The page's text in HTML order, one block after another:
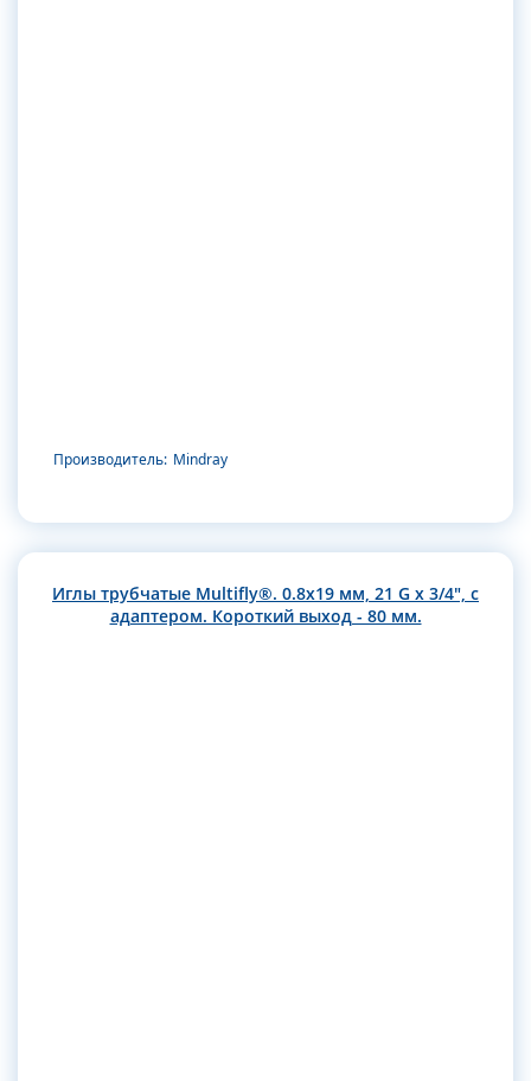
Производитель: Mindray
Иглы трубчатые Multifly®. 0.8х19 мм, 21 G x 3/4", с
адаптером. Короткий выход - 80 мм.